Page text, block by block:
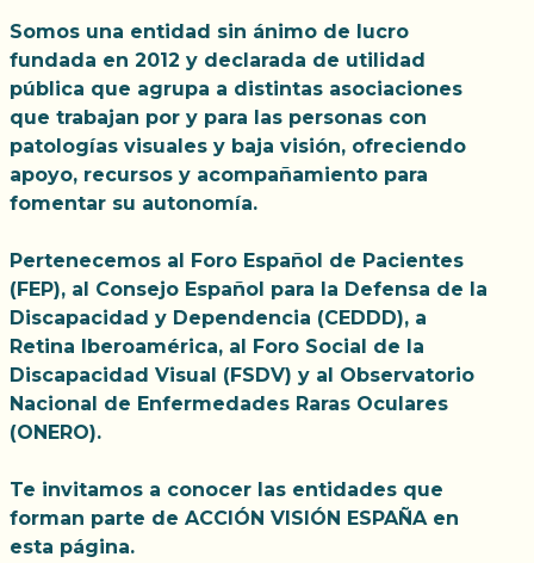
Somos una entidad sin ánimo de lucro
fundada en 2012 y declarada de utilidad
pública que agrupa a distintas asociaciones
que trabajan por y para las personas con
patologías visuales y baja visión, ofreciendo
apoyo, recursos y acompañamiento para
fomentar su autonomía.
Pertenecemos al Foro Español de Pacientes
(FEP), al Consejo Español para la Defensa de la
Discapacidad y Dependencia (CEDDD), a
Retina Iberoamérica, al Foro Social de la
Discapacidad Visual (FSDV) y al Observatorio
Nacional de Enfermedades Raras Oculares
(ONERO).
Te invitamos a conocer las entidades que
forman parte de ACCIÓN VISIÓN ESPAÑA en
esta página.